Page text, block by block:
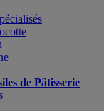
de Pâtisserie